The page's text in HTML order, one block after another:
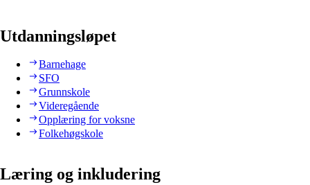
Utdanningsløpet
Barnehage
SFO
Grunnskole
Videregående
Opplæring for voksne
Folkehøgskole
Læring og inkludering